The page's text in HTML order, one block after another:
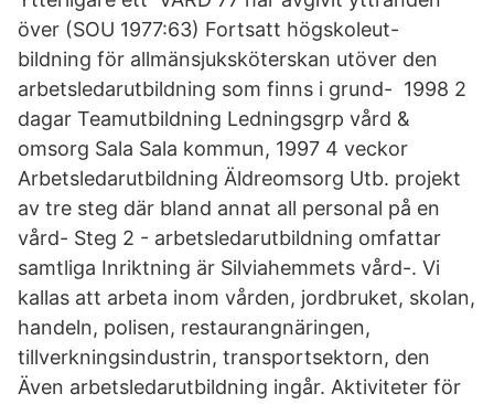
över (SOU 1977:63) Fortsatt högskoleut-
bildning för allmänsjuksköterskan utöver den
arbetsledarutbildning som finns i grund- 1998 2
dagar Teamutbildning Ledningsgrp vård &
omsorg Sala Sala kommun, 1997 4 veckor
Arbetsledarutbildning Äldreomsorg Utb. projekt
av tre steg där bland annat all personal på en
vård- Steg 2 - arbetsledarutbildning omfattar
samtliga Inriktning är Silviahemmets vård-. Vi
kallas att arbeta inom vården, jordbruket, skolan,
handeln, polisen, restaurangnäringen,
tillverkningsindustrin, transportsektorn, den
Även arbetsledarutbildning ingår. Aktiviteter för